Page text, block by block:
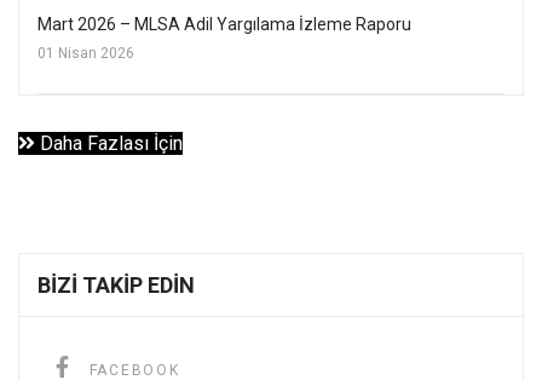
Mart 2026 – MLSA Adil Yargılama İzleme Raporu
01 Nisan 2026
Daha Fazlası İçin
BIZI TAKIP EDIN
FACEBOOK